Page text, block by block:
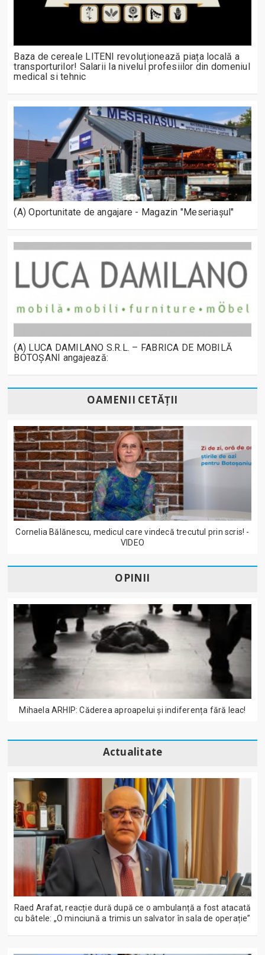
Baza de cereale LITENI revoluționează piața locală a
transporturilor! Salarii la nivelul profesiilor din domeniul
medical si tehnic
(A) Oportunitate de angajare - Magazin "Meseriașul"
(A) LUCA DAMILANO S.R.L. – FABRICA DE MOBILĂ
BOTOȘANI angajează:
OAMENII CETĂȚII
Cornelia Bălănescu, medicul care vindecă trecutul prin scris! -
VIDEO
OPINII
Mihaela ARHIP: Căderea aproapelui și indiferența fără leac!
Actualitate
Raed Arafat, reacție dură după ce o ambulanță a fost atacată
cu bâtele: „O minciună a trimis un salvator în sala de operație”